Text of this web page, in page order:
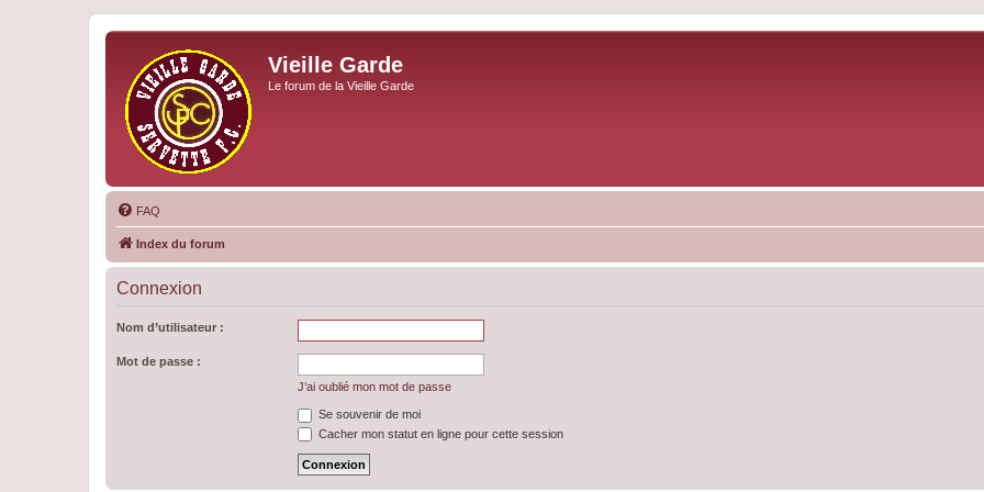
Vieille Garde
Le forum de la Vieille Garde
FAQ
Index du forum
Connexion
Nom d’utilisateur :
Mot de passe :
J’ai oublié mon mot de passe
Se souvenir de moi
Cacher mon statut en ligne pour cette session